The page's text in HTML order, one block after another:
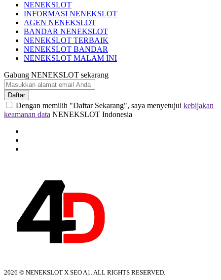
NENEKSLOT
INFORMASI NENEKSLOT
AGEN NENEKSLOT
BANDAR NENEKSLOT
NENEKSLOT TERBAIK
NENEKSLOT BANDAR
NENEKSLOT MALAM INI
Gabung NENEKSLOT sekarang
Daftar
Dengan memilih "Daftar Sekarang", saya menyetujui kebijakan
keamanan data NENEKSLOT Indonesia
2026 © NENEKSLOT X SEO A1. ALL RIGHTS RESERVED.